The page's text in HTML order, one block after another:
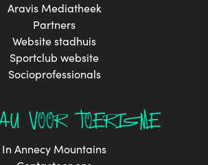
Aravis Mediatheek
Partners
Website stadhuis
Sportclub website
Socioprofessionals
VOOR TOERISME
In Annecy Mountains